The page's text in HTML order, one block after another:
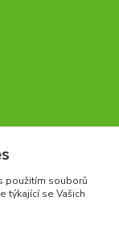
použitím souborů
týkající se Vašich